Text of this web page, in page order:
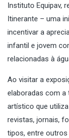
Instituto Equipav,
Itinerante – uma
incentivar a
infantil e jovem
relacionadas à
Ao visitar a
elaboradas com a
artístico que
revistas, jornais,
tipos, entre